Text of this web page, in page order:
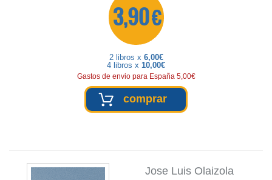
3,90 €
2 libros x 6,00€
4 libros x 10,00€
Gastos de envio para España 5,00€
comprar
Jose Luis Olaizola